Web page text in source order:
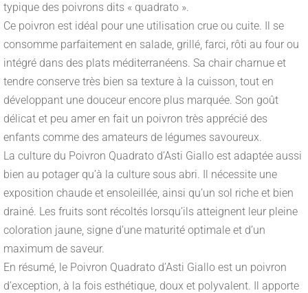
typique des poivrons dits « quadrato ».
Ce poivron est idéal pour une utilisation crue ou cuite. Il se
consomme parfaitement en salade, grillé, farci, rôti au four ou
intégré dans des plats méditerranéens. Sa chair charnue et
tendre conserve très bien sa texture à la cuisson, tout en
développant une douceur encore plus marquée. Son goût
délicat et peu amer en fait un poivron très apprécié des
enfants comme des amateurs de légumes savoureux.
La culture du Poivron Quadrato d’Asti Giallo est adaptée aussi
bien au potager qu’à la culture sous abri. Il nécessite une
exposition chaude et ensoleillée, ainsi qu’un sol riche et bien
drainé. Les fruits sont récoltés lorsqu’ils atteignent leur pleine
coloration jaune, signe d’une maturité optimale et d’un
maximum de saveur.
En résumé, le Poivron Quadrato d’Asti Giallo est un poivron
d’exception, à la fois esthétique, doux et polyvalent. Il apporte